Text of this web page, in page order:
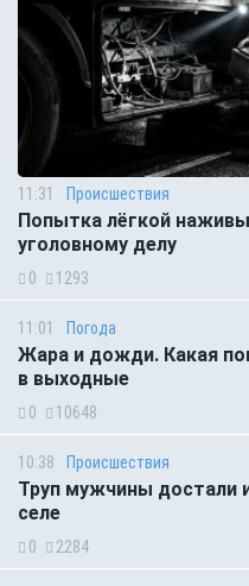
11:31 Происшествия
Попытка лёгкой
уголовному делу
0 1293
11:01 Погода
Жара и дожди. Какая
в выходные
0 10648
10:38 Происшествия
Труп мужчины достали
селе
0 2284